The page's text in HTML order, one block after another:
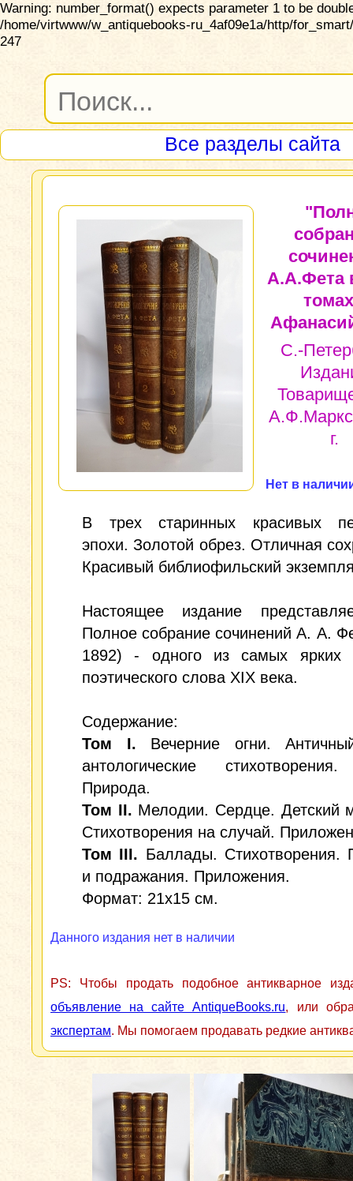
Warning: number_format() expects parameter 1 to be
/home/virtwww/w_antiquebooks-ru_4af09e1a/http/
247
Все разделы сайта
А.А.Фета
С.-
г.
Нет в
В трех старинных красивых
эпохи. Золотой обрез. Отличная
Красивый библиофильский
Настоящее издание
Полное собрание сочинений А. А.
1892) - одного из самых ярких
поэтического слова XIX века.
Содержание:
Том I. Вечерние огни.
антологические
Природа.
Том II. Мелодии. Сердце. Детский
Стихотворения на случай.
Том III. Баллады. Стихотворения.
и подражания. Приложения.
Формат: 21x15 см.
Данного издания нет в наличии
PS: Чтобы продать подобное антикварное
объявление на сайте AntiqueBooks.ru, или
экспертам. Мы помогаем продавать редкие